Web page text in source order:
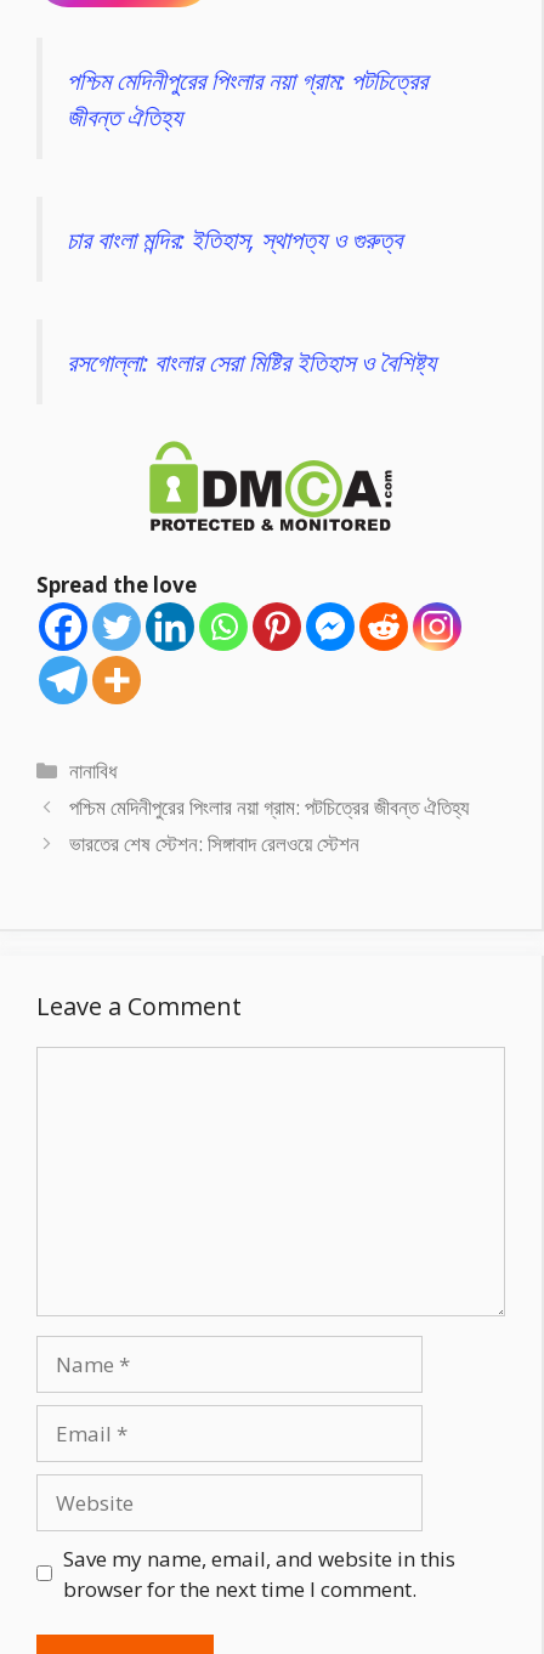
পশ্চিম মেদিনীপুরের পিংলার নয়া গ্রাম: পটচিত্রের
জীবন্ত ঐতিহ্য
চার বাংলা মন্দির: ইতিহাস, স্থাপত্য ও গুরুত্ব
রসগোল্লা: বাংলার সেরা মিষ্টির ইতিহাস ও বৈশিষ্ট্য
Spread the love
Categories
নানাবিধ
পশ্চিম মেদিনীপুরের পিংলার নয়া গ্রাম: পটচিত্রের জীবন্ত ঐতিহ্য
ভারতের শেষ স্টেশন: সিঙ্গাবাদ রেলওয়ে স্টেশন
Leave a Comment
Save my name, email, and website in this
browser for the next time I comment.